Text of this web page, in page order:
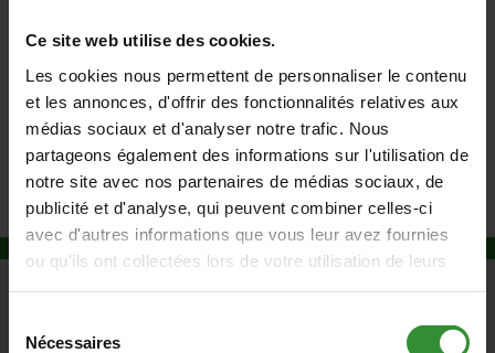
Ce site web utilise des cookies.
Les cookies nous permettent de personnaliser le contenu
et les annonces, d'offrir des fonctionnalités relatives aux
médias sociaux et d'analyser notre trafic. Nous
partageons également des informations sur l'utilisation de
notre site avec nos partenaires de médias sociaux, de
publicité et d'analyse, qui peuvent combiner celles-ci
avec d'autres informations que vous leur avez fournies
ou qu'ils ont collectées lors de votre utilisation de leurs
Nécessaires